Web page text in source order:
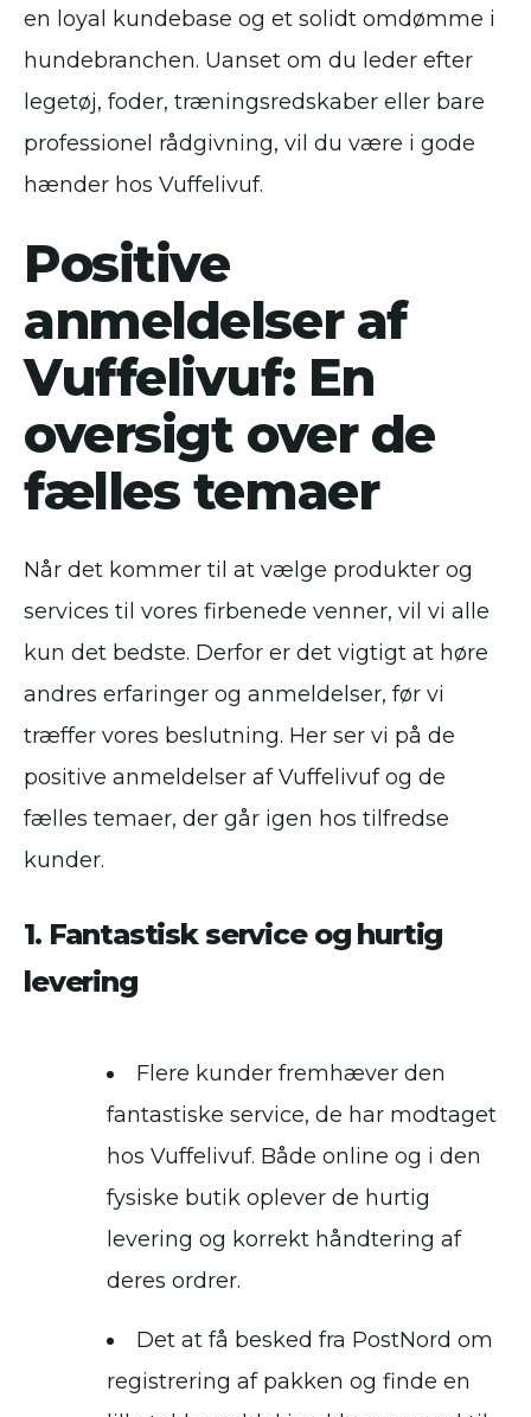
en loyal kundebase og et solidt omdømme i
hundebranchen. Uanset om du leder efter
legetøj, foder, træningsredskaber eller bare
professionel rådgivning, vil du være i gode
hænder hos Vuffelivuf.
Positive
anmeldelser af
Vuffelivuf: En
oversigt over de
fælles temaer
Når det kommer til at vælge produkter og
services til vores firbenede venner, vil vi alle
kun det bedste. Derfor er det vigtigt at høre
andres erfaringer og anmeldelser, før vi
træffer vores beslutning. Her ser vi på de
positive anmeldelser af Vuffelivuf og de
fælles temaer, der går igen hos tilfredse
kunder.
1. Fantastisk service og hurtig
levering
Flere kunder fremhæver den
fantastiske service, de har modtaget
hos Vuffelivuf. Både online og i den
fysiske butik oplever de hurtig
levering og korrekt håndtering af
deres ordrer.
Det at få besked fra PostNord om
registrering af pakken og finde en